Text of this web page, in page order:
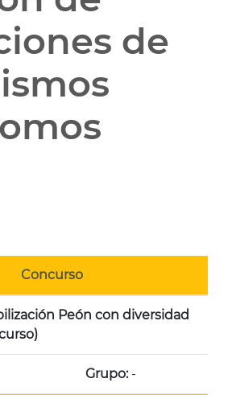
de
Concurso
Peón con diversidad
Grupo:-